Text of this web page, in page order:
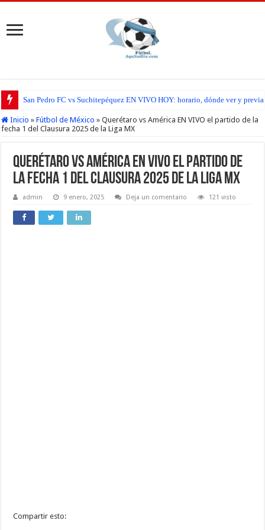
San Pedro FC vs Suchitepéquez EN VIVO HOY: horario, dónde ver y
Inicio » Fútbol de México » Querétaro vs América EN VIVO el partido de la
fecha 1 del Clausura 2025 de la Liga MX
Querétaro vs América EN VIVO el partido de
la fecha 1 del Clausura 2025 de la Liga MX
admin 9 enero, 2025 Deja un comentario 121 visto
Compartir esto: